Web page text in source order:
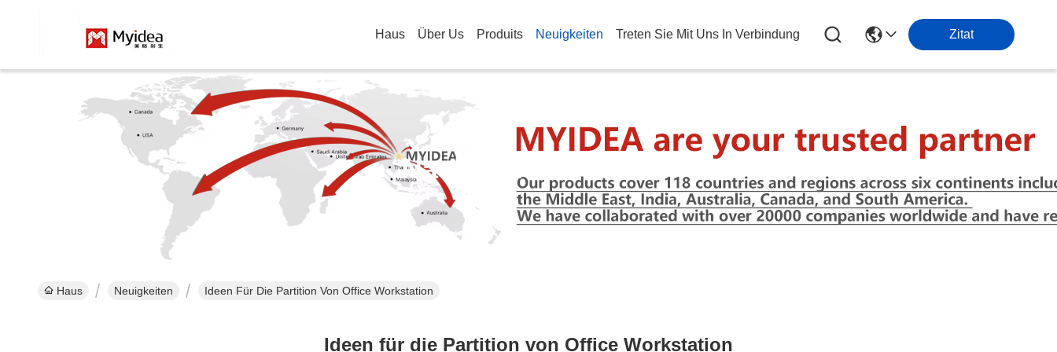
Haus Über Us Produits Neuigkeiten Treten Sie Mit Uns In Verbindung Zitat
Nachrichtendetails
Haus Neuigkeiten Ideen Für Die Partition Von Office Workstation
Ideen für die Partition von Office Workstation